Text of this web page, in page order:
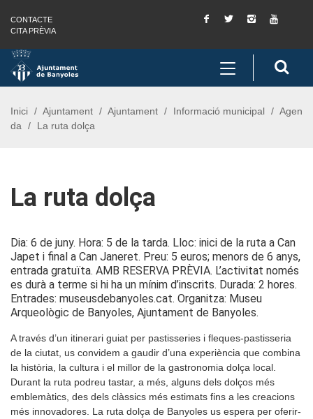
Saltar al contingut
Saltar a la navegació
Informació de contacte
CONTACTE
CITA PRÈVIA
Facebook
Twitter Instagram
Toggle
navigation
Inici Ajuntament Ajuntament Informació municipal
Agen
da
La ruta dolça
La ruta dolça
Dia: 6 de juny. Hora: 5 de la tarda. Lloc: inici de la ruta a Can
Japet i final a Can Janeret. Preu: 5 euros; menors de 6 anys,
entrada gratuïta. AMB RESERVA PRÈVIA. L’activitat només
es durà a terme si hi ha un mínim d’inscrits. Durada: 2 hores.
Entrades: museusdebanyoles.cat. Organitza: Museu
Arqueològic de Banyoles, Ajuntament de Banyoles.
A través d’un itinerari guiat per pastisseries i fleques-pastisseria
de la ciutat, us convidem a gaudir d’una experiència que combina
la història, la cultura i el millor de la gastronomia dolça local.
Durant la ruta podreu tastar, a més, alguns dels dolços més
emblemàtics, des dels clàssics més estimats fins a les creacions
més innovadores. La ruta dolça de Banyoles us espera per oferir-